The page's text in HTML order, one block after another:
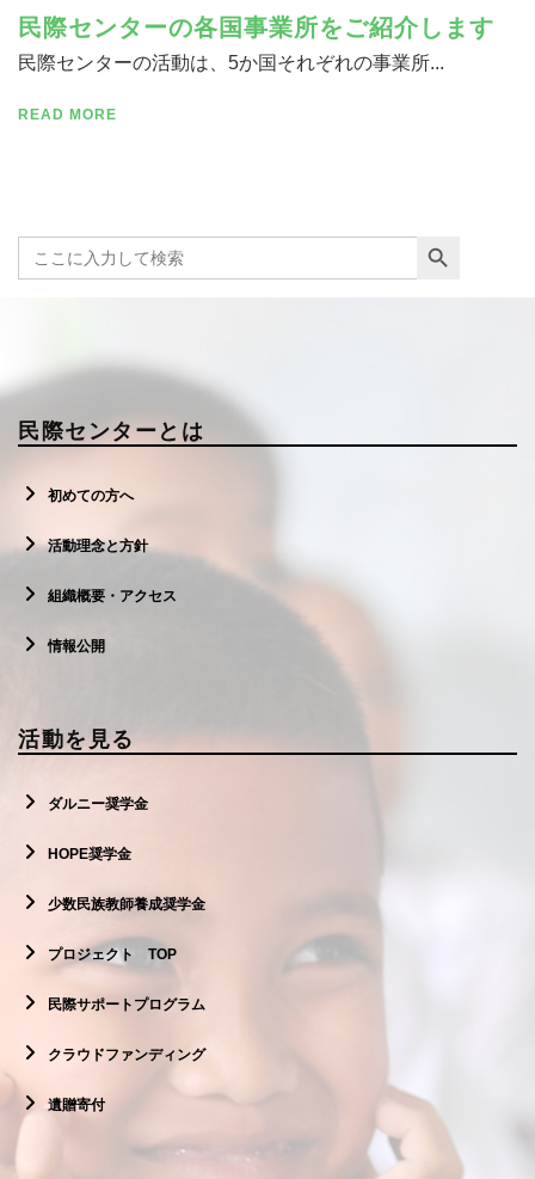
民際センターの各国事業所をご紹介します
民際センターの活動は、5か国それぞれの事業所...
READ MORE
Search
for:
Search Button
民際センターとは
初めての方へ
活動理念と方針
組織概要・アクセス
情報公開
活動を見る
ダルニー奨学金
HOPE奨学金
少数民族教師養成奨学金
プロジェクト TOP
民際サポートプログラム
クラウドファンディング
遺贈寄付